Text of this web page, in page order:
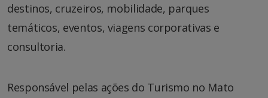
destinos, cruzeiros, mobilidade, parques
temáticos, eventos, viagens corporativas e
consultoria.
Responsável pelas ações do Turismo no Mato